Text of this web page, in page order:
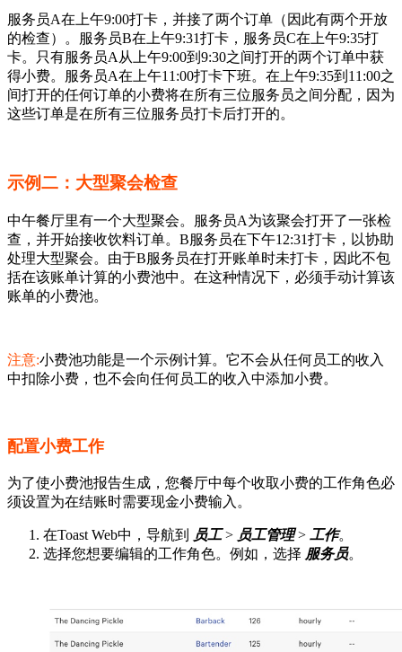
服务员A在上午9:00打卡，并接了两个订单（因此有两个开放
的检查）。服务员B在上午9:31打卡，服务员C在上午9:35打
卡。只有服务员A从上午9:00到9:30之间打开的两个订单中获
得小费。服务员A在上午11:00打卡下班。在上午9:35到11:00之
间打开的任何订单的小费将在所有三位服务员之间分配，因为
这些订单是在所有三位服务员打卡后打开的。
示例二：大型聚会检查
中午餐厅里有一个大型聚会。服务员A为该聚会打开了一张检
查，并开始接收饮料订单。B服务员在下午12:31打卡，以协助
处理大型聚会。由于B服务员在打开账单时未打卡，因此不包
括在该账单计算的小费池中。在这种情况下，必须手动计算该
账单的小费池。
注意:小费池功能是一个示例计算。它不会从任何员工的收入
中扣除小费，也不会向任何员工的收入中添加小费。
配置小费工作
为了使小费池报告生成，您餐厅中每个收取小费的工作角色必
须设置为在结账时需要现金小费输入。
在Toast Web中，导航到 员工> 员工管理> 工作。
选择您想要编辑的工作角色。例如，选择 服务员。